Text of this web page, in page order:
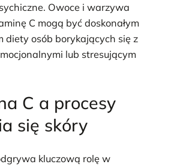
Owoce i warzywa
C mogą być doskonałym
diety osób borykających się z
lub stresującym
C a procesy
się skóry
kluczową rolę w